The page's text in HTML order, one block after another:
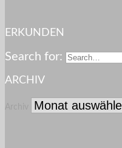
ERKUNDEN
Search for:
ARCHIV